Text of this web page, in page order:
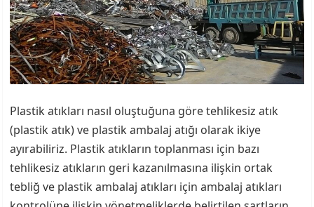
Plastik atıkları nasıl oluştuğuna göre tehlikesiz atık
(plastik atık) ve plastik ambalaj atığı olarak ikiye
ayırabiliriz. Plastik atıkların toplanması için bazı
tehlikesiz atıkların geri kazanılmasına ilişkin ortak
tebliğ ve plastik ambalaj atıkları için ambalaj atıkları